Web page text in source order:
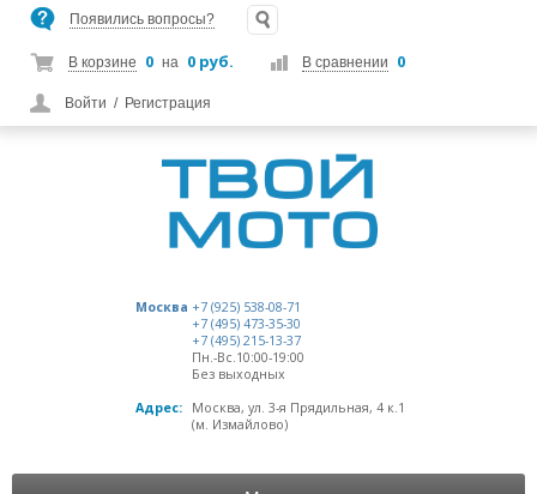
Появились вопросы?
В корзине 0 на 0 руб. В сравнении 0
Войти / Регистрация
Москва +7 (925) 538-08-71
+7 (495) 473-35-30
+7 (495) 215-13-37
Пн.-Вс.10:00-19:00
Без выходных
Адрес:
Москва, ул. 3-я Прядильная, 4 к.1
(м. Измайлово)